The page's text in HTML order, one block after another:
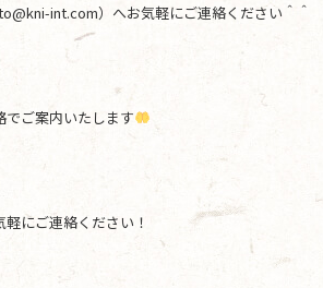
int.com）へお気軽にご連絡ください＾＾
でご案内いたします
にご連絡ください！